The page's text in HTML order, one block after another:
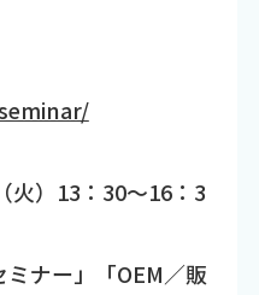
火）13：30～16：3
ナー」「OEM／販